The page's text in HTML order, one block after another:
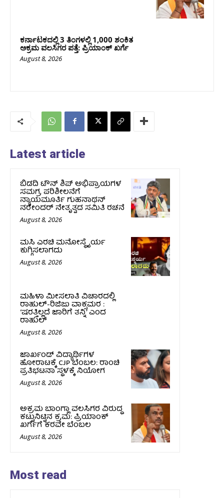
ಕರ್ನಾಟಕದಲ್ಲಿ 3 ತಿಂಗಳಲ್ಲಿ 1,000 ಶಂಕಿತ
ಅಕ್ರಮ ವಲಸಿಗರ ಪತ್ತೆ: ಪ್ರಿಯಾಂಕ್‌ ಖರ್ಗೆ
August 8, 2026
Latest article
ಬಿಡದಿ ಟೌನ್ ಶಿಪ್ ಅಭಿಪ್ರಾಯಗಳ
ಸಮಗ್ರ ಪರಿಶೀಲನೆಗೆ
ನ್ಯಾಯಮೂರ್ತಿ ಗುಹನಾಥನ್
ನರೇಂದರ್ ನೇತೃತ್ವದ ಸಮಿತಿ ರಚನೆ
August 8, 2026
ಮಸಿ ಎರಚಿ ಮನೋಸ್ಥೈರ್ಯ
ಕುಗ್ಗಿಸಲಾಗದು
August 8, 2026
ಮಹಿಳಾ ಮೀಸಲಾತಿ ವಿಚಾರದಲ್ಲಿ
ರಾಹುಲ್‌-ರಿಜಿಜು ವಾಕ್ಸಮರ :
‘ಷರತ್ತಿಲ್ಲದೆ ಜಾರಿಗೆ ತನ್ನಿ’ ಎಂದ
ರಾಹುಲ್‌
August 8, 2026
ಜಾರ್ಖಂಡ್‌ ವಿದ್ಯಾರ್ಥಿಗಳ
ಹೋರಾಟಕ್ಕೆ CJP ಬೆಂಬಲ: ರಾಂಚಿ
ಪ್ರತಿಭಟನಾ ಸ್ಥಳಕ್ಕೆ ನಿಯೋಗ
August 8, 2026
ಅಕ್ರಮ ಬಾಂಗ್ಲಾ ವಲಸಿಗರ ವಿರುದ್ಧ
ಕಟ್ಟುನಿಟ್ಟಿನ ಕ್ರಮ: ಪ್ರಿಯಾಂಕ್
ಖರ್ಗೆಗೆ ಕರವೇ ಬೆಂಬಲ
August 8, 2026
Most read